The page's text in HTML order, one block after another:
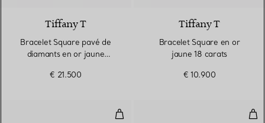
Tiffany T
Bracelet Square pavé de
diamants en or jaune
€ 21.500
Tiffany T
Bracelet Square en or
jaune 18 carats
€ 10.900
Bracelet jonc étroit à charnière